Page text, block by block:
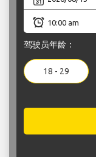
驾驶员年龄：
18 - 29